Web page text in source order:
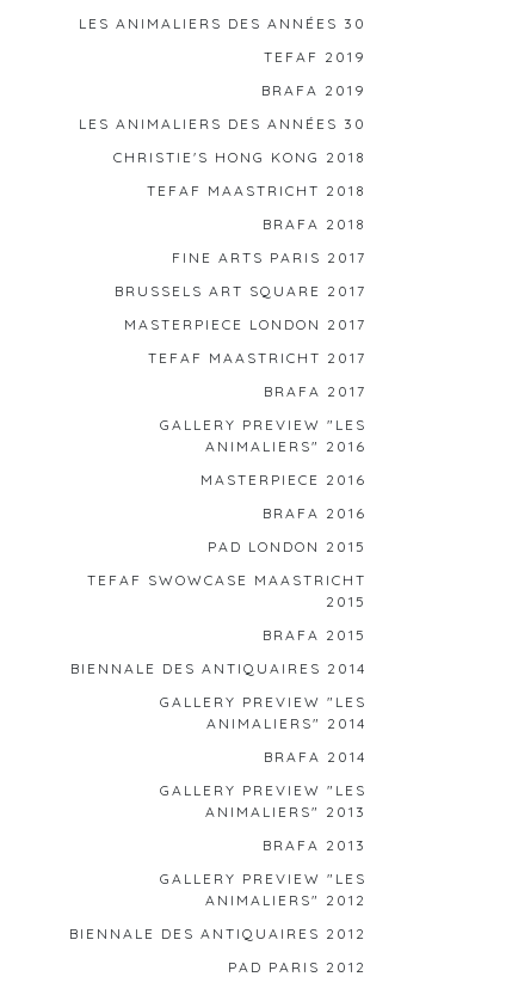
LES ANIMALIERS DES ANNÉES 30
TEFAF 2019
BRAFA 2019
LES ANIMALIERS DES ANNÉES 30
CHRISTIE'S HONG KONG 2018
TEFAF MAASTRICHT 2018
BRAFA 2018
FINE ARTS PARIS 2017
BRUSSELS ART SQUARE 2017
MASTERPIECE LONDON 2017
TEFAF MAASTRICHT 2017
BRAFA 2017
GALLERY PREVIEW "LES
ANIMALIERS" 2016
MASTERPIECE 2016
BRAFA 2016
PAD LONDON 2015
TEFAF SWOWCASE MAASTRICHT
2015
BRAFA 2015
BIENNALE DES ANTIQUAIRES 2014
GALLERY PREVIEW "LES
ANIMALIERS" 2014
BRAFA 2014
GALLERY PREVIEW "LES
ANIMALIERS" 2013
BRAFA 2013
GALLERY PREVIEW "LES
ANIMALIERS" 2012
BIENNALE DES ANTIQUAIRES 2012
PAD PARIS 2012